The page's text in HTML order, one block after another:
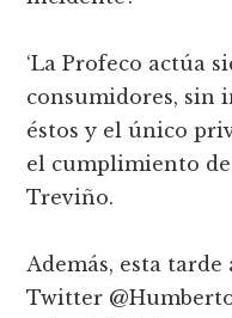
‘La Profeco actúa
consumidores, sin
éstos y el único
el cumplimiento de
Treviño.
Además, esta
Twitter